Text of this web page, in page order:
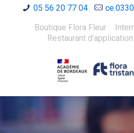
05 56 20 77 04
Boutique Flora Fleur
Restaurant d’application